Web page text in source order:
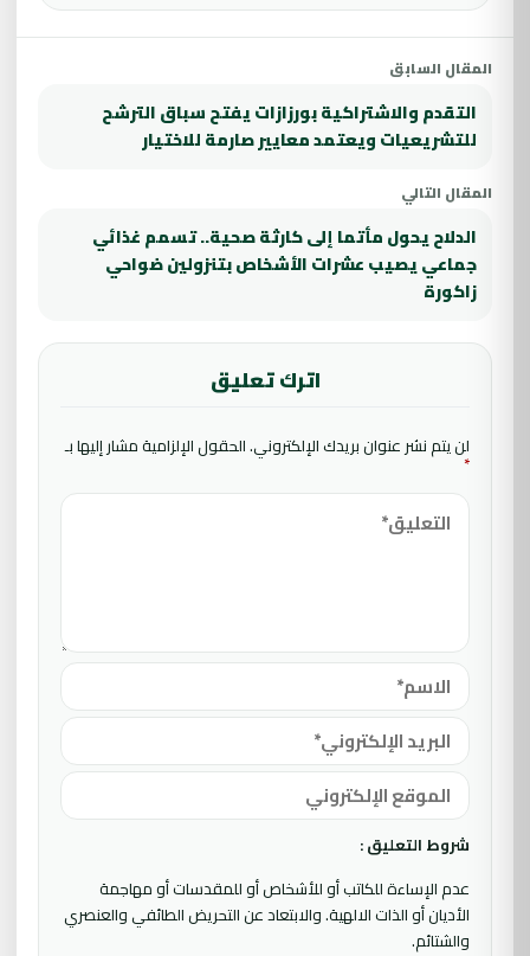
المقال السابق
التقدم والاشتراكية بورزازات يفتح سباق الترشح
للتشريعيات ويعتمد معايير صارمة للاختيار
المقال التالي
الدلاح يحول مأتما إلى كارثة صحية.. تسمم غذائي
جماعي يصيب عشرات الأشخاص بتنزولين ضواحي
زاكورة
اترك تعليق
لن يتم نشر عنوان بريدك الإلكتروني.الحقول الإلزامية مشار إليها بـ
*
شروط التعليق :
عدم الإساءة للكاتب أو للأشخاص أو للمقدسات أو مهاجمة
الأديان أو الذات الالهية. والابتعاد عن التحريض الطائفي والعنصري
والشتائم.